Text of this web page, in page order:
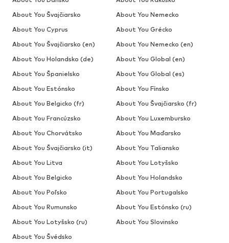
About You Švajčiarsko
About You Nemecko
About You Cyprus
About You Grécko
About You Švajčiarsko (en)
About You Nemecko (en)
About You Holandsko (de)
About You Global (en)
About You Španielsko
About You Global (es)
About You Estónsko
About You Fínsko
About You Belgicko (fr)
About You Švajčiarsko (fr)
About You Francúzsko
About You Luxembursko
About You Chorvátsko
About You Maďarsko
About You Švajčiarsko (it)
About You Taliansko
About You Litva
About You Lotyšsko
About You Belgicko
About You Holandsko
About You Poľsko
About You Portugalsko
About You Rumunsko
About You Estónsko (ru)
About You Lotyšsko (ru)
About You Slovinsko
About You Švédsko